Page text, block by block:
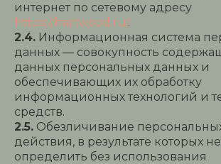
интернет по сетевому адресу
https://hartwood.ru/.
2.4. Информационная система
данных — совокупность
данных персональных данных и
обеспечивающих их обработку
информационных технологий и
средств.
2.5. Обезличивание
действия, в результате которых
определить без использования